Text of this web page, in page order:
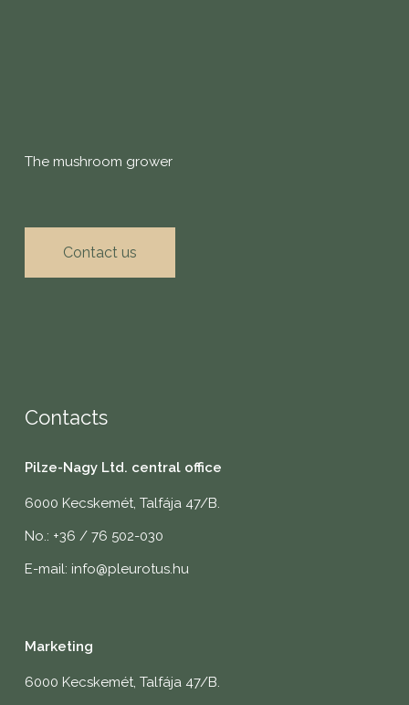
The mushroom grower
Contact us
Contacts
Pilze-Nagy Ltd. central office
6000 Kecskemét, Talfája 47/B.
No.: +36 / 76 502-030
E-mail: info@pleurotus.hu
Marketing
6000 Kecskemét, Talfája 47/B.